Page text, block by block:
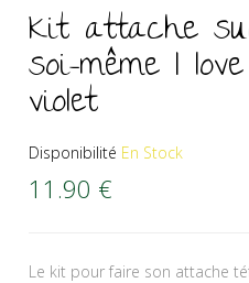
Kit attache
soi-même I
violet
Disponibilité En Stock
11.90 €
Le kit pour faire son attache